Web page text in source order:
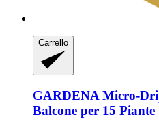
Carrello
GARDENA Micro-​
Balcone per 15 Piante